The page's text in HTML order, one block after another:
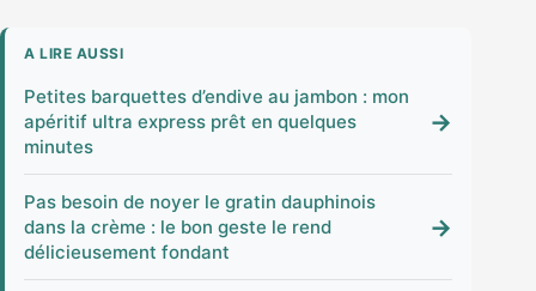
A LIRE AUSSI
Petites barquettes d’endive au jambon : mon
apéritif ultra express prêt en quelques
minutes
→
Pas besoin de noyer le gratin dauphinois
dans la crème : le bon geste le rend
délicieusement fondant
→